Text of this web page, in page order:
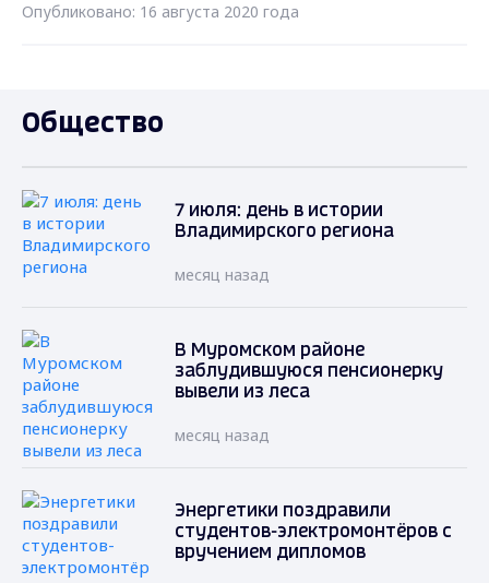
Опубликовано: 16 августа 2020 года
Общество
7 июля: день в истории
Владимирского региона
месяц назад
В Муромском районе
заблудившуюся пенсионерку
вывели из леса
месяц назад
Энергетики поздравили
студентов-электромонтёров с
вручением дипломов